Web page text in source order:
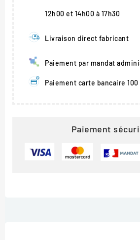
12h00 et 14h00 à 17h30
Livraison direct fabricant
Paiement par mandat
Paiement carte bancaire
Paiement